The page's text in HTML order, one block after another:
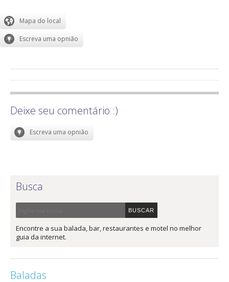
Deixe seu comentário :)
Busca
Encontre a sua balada, bar, restaurantes e motel no melhor
guia da internet.
Baladas